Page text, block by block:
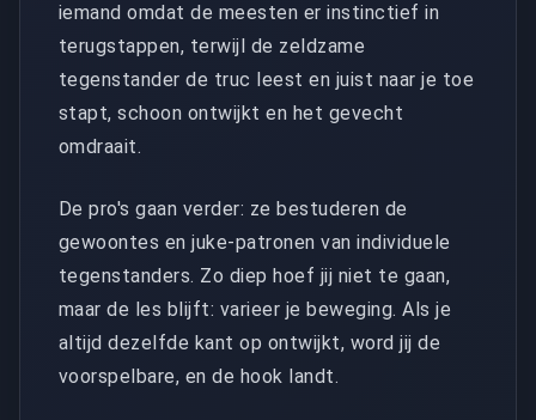
iemand omdat de meesten er instinctief in
terugstappen, terwijl de zeldzame
tegenstander de truc leest en juist naar je toe
stapt, schoon ontwijkt en het gevecht
omdraait.
De pro's gaan verder: ze bestuderen de
gewoontes en juke-patronen van individuele
tegenstanders. Zo diep hoef jij niet te gaan,
maar de les blijft: varieer je beweging. Als je
altijd dezelfde kant op ontwijkt, word jij de
voorspelbare, en de hook landt.